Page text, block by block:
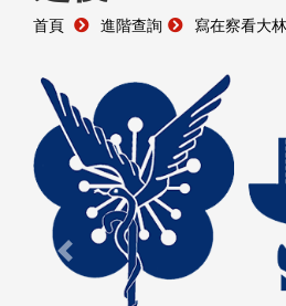
藏品清單全覽
資料調閱申請
管理者登入
首頁 進階查詢 寫在察看大
Previous